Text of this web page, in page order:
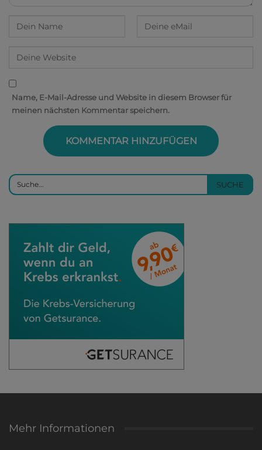
Name, E-Mail-Adresse und Website in diesem Browser für
meinen nächsten Kommentar speichern.
Mehr Informationen